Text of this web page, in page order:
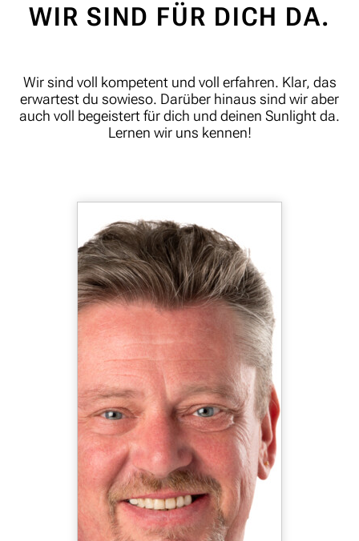
WIR SIND FÜR DICH DA.
Wir sind voll kompetent und voll erfahren. Klar, das
erwartest du sowieso. Darüber hinaus sind wir aber
auch voll begeistert für dich und deinen Sunlight da.
Lernen wir uns kennen!